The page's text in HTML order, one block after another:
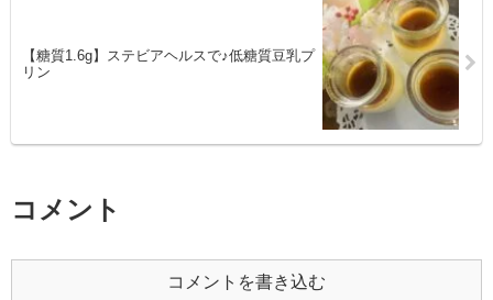
【糖質1.6g】ステビアヘルスで♪低糖質豆乳プ
リン
コメント
コメントを書き込む